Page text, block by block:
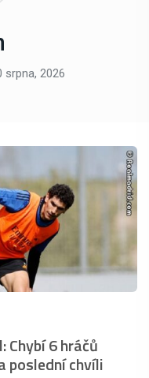
srpna, 2026
Chybí 6 hráčů
poslední chvíli